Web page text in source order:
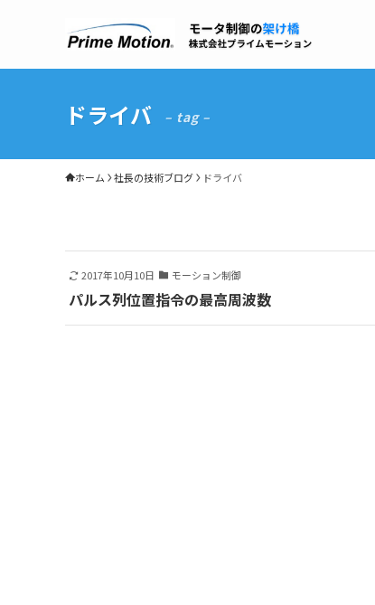
ドライバ – tag –
ホーム 社長の技術ブログ ドライバ
2017年10月10日 モーション制御
パルス列位置指令の最高周波数